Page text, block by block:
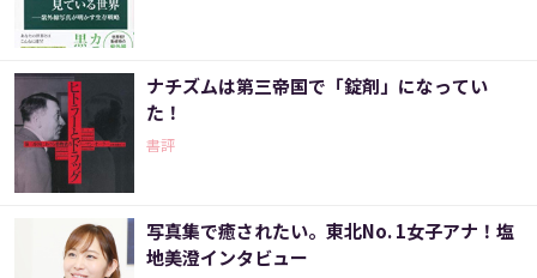
ナチズムは第三帝国で「錠剤」になってい
た！
書評
写真集で癒されたい。東北No. 1女子アナ！塩
地美澄インタビュー